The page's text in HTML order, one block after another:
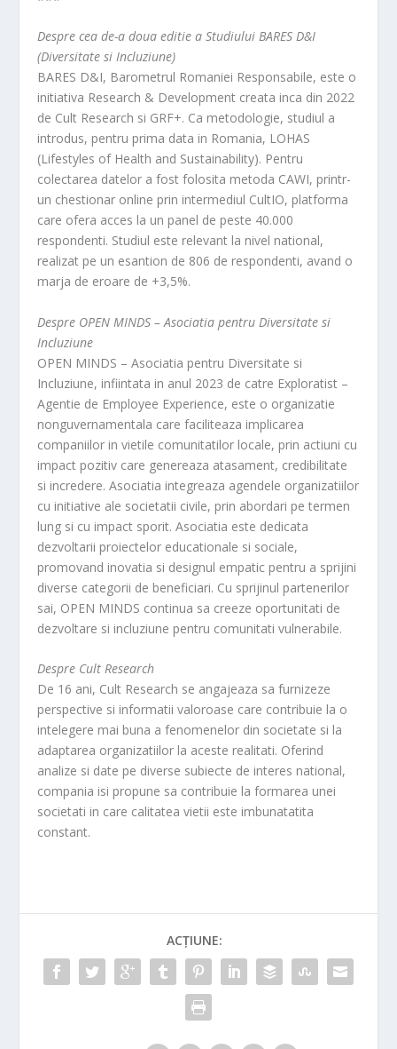
Despre cea de-a doua editie a Studiului BARES D&I
(Diversitate si Incluziune)
BARES D&I, Barometrul Romaniei Responsabile, este o
initiativa Research & Development creata inca din 2022
de Cult Research si GRF+. Ca metodologie, studiul a
introdus, pentru prima data in Romania, LOHAS
(Lifestyles of Health and Sustainability). Pentru
colectarea datelor a fost folosita metoda CAWI, printr-
un chestionar online prin intermediul CultIO, platforma
care ofera acces la un panel de peste 40.000
respondenti. Studiul este relevant la nivel national,
realizat pe un esantion de 806 de respondenti, avand o
marja de eroare de +3,5%.
Despre OPEN MINDS – Asociatia pentru Diversitate si
Incluziune
OPEN MINDS – Asociatia pentru Diversitate si
Incluziune, infiintata in anul 2023 de catre Exploratist –
Agentie de Employee Experience, este o organizatie
nonguvernamentala care faciliteaza implicarea
companiilor in vietile comunitatilor locale, prin actiuni cu
impact pozitiv care genereaza atasament, credibilitate
si incredere. Asociatia integreaza agendele organizatiilor
cu initiative ale societatii civile, prin abordari pe termen
lung si cu impact sporit. Asociatia este dedicata
dezvoltarii proiectelor educationale si sociale,
promovand inovatia si designul empatic pentru a sprijini
diverse categorii de beneficiari. Cu sprijinul partenerilor
sai, OPEN MINDS continua sa creeze oportunitati de
dezvoltare si incluziune pentru comunitati vulnerabile.
Despre Cult Research
De 16 ani, Cult Research se angajeaza sa furnizeze
perspective si informatii valoroase care contribuie la o
intelegere mai buna a fenomenelor din societate si la
adaptarea organizatiilor la aceste realitati. Oferind
analize si date pe diverse subiecte de interes national,
compania isi propune sa contribuie la formarea unei
societati in care calitatea vietii este imbunatatita
constant.
ACȚIUNE: